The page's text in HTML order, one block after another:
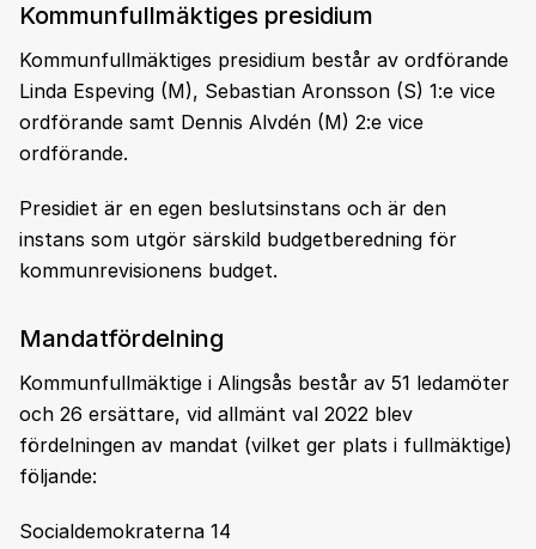
Kommunfullmäktiges presidium
Kommunfullmäktiges presidium består av ordförande
Linda Espeving (M), Sebastian Aronsson (S) 1:e vice
ordförande samt Dennis Alvdén (M) 2:e vice
ordförande.
Presidiet är en egen beslutsinstans och är den
instans som utgör särskild budgetberedning för
kommunrevisionens budget.
Mandatfördelning
Kommunfullmäktige i Alingsås består av 51 ledamöter
och 26 ersättare, vid allmänt val 2022 blev
fördelningen av mandat (vilket ger plats i fullmäktige)
följande:
Socialdemokraterna 14